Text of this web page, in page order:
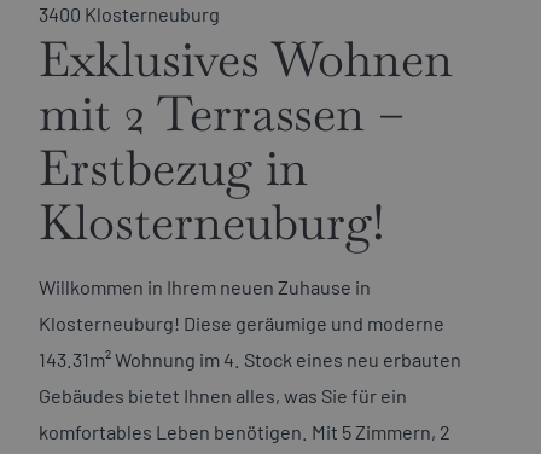
3400 Klosterneuburg
Exklusives Wohnen
mit 2 Terrassen –
Erstbezug in
Klosterneuburg!
Willkommen in Ihrem neuen Zuhause in
Klosterneuburg! Diese geräumige und moderne
143.31m² Wohnung im 4. Stock eines neu erbauten
Gebäudes bietet Ihnen alles, was Sie für ein
komfortables Leben benötigen. Mit 5 Zimmern, 2